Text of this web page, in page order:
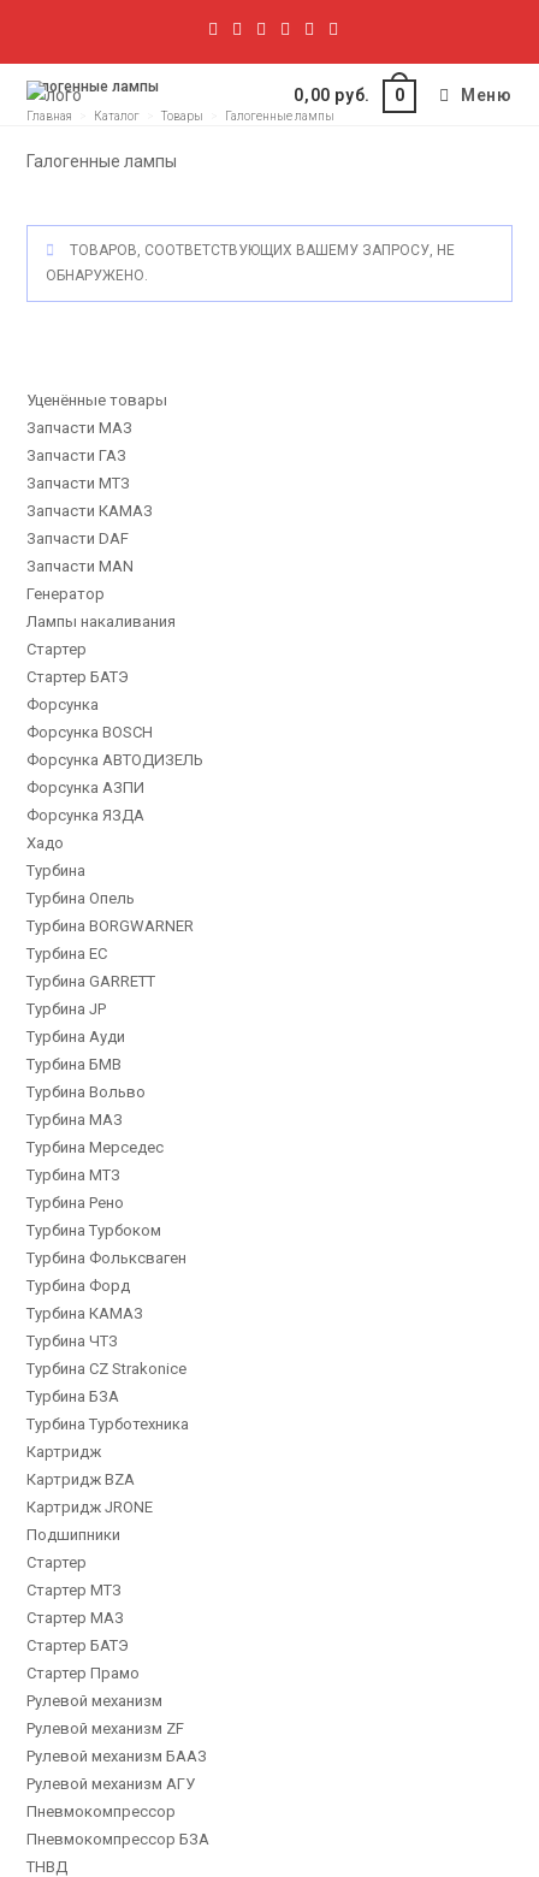
0,00 руб. 0 Меню
Галогенные лампы
Главная Каталог Товары Галогенные лампы
Галогенные лампы
ТОВАРОВ, СООТВЕТСТВУЮЩИХ ВАШЕМУ ЗАПРОСУ, НЕ
ОБНАРУЖЕНО.
Уценённые товары
Запчасти МАЗ
Запчасти ГАЗ
Запчасти МТЗ
Запчасти КАМАЗ
Запчасти DAF
Запчасти MAN
Генератор
Лампы накаливания
Стартер
Стартер БАТЭ
Форсунка
Форсунка BOSCH
Форсунка АВТОДИЗЕЛЬ
Форсунка АЗПИ
Форсунка ЯЗДА
Хадо
Турбина
Турбина Опель
Турбина BORGWARNER
Турбина EC
Турбина GARRETT
Турбина JP
Турбина Ауди
Турбина БМВ
Турбина Вольво
Турбина МАЗ
Турбина Мерседес
Турбина МТЗ
Турбина Рено
Турбина Турбоком
Турбина Фольксваген
Турбина Форд
Турбина КАМАЗ
Турбина ЧТЗ
Турбина CZ Strakonice
Турбина БЗА
Турбина Турботехника
Картридж
Картридж BZA
Картридж JRONE
Подшипники
Стартер
Стартер МТЗ
Стартер МАЗ
Стартер БАТЭ
Стартер Прамо
Рулевой механизм
Рулевой механизм ZF
Рулевой механизм БААЗ
Рулевой механизм АГУ
Пневмокомпрессор
Пневмокомпрессор БЗА
ТНВД